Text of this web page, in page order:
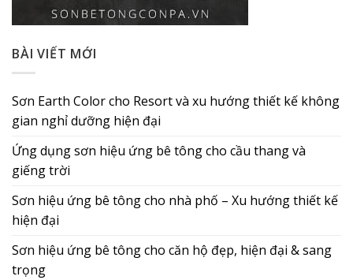
BÀI VIẾT MỚI
Sơn Earth Color cho Resort và xu hướng thiết kế không
gian nghỉ dưỡng hiện đại
Ứng dụng sơn hiệu ứng bê tông cho cầu thang và
giếng trời
Sơn hiệu ứng bê tông cho nhà phố – Xu hướng thiết kế
hiện đại
Sơn hiệu ứng bê tông cho căn hộ đẹp, hiện đại & sang
trọng